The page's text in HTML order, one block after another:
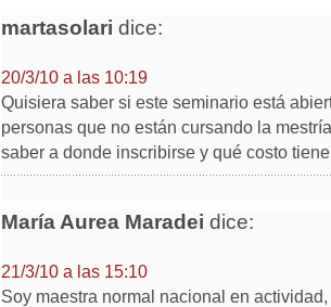
martasolari dice:
20/3/10 a las 10:19
Quisiera saber si este seminario está
personas que no están cursando la
saber a donde inscribirse y qué costo
María Aurea Maradei dice:
21/3/10 a las 15:10
Soy maestra normal nacional en